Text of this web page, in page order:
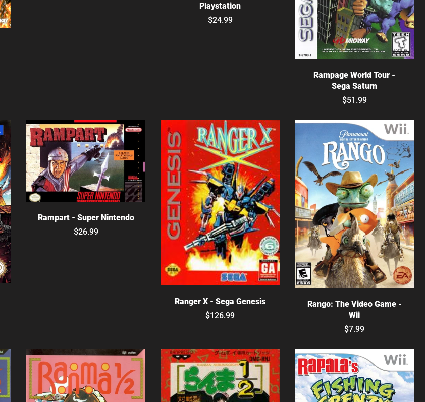
Playstation
$24.99
Rampage World Tour -
Sega Saturn
$51.99
Rampart - Super Nintendo
$26.99
Ranger X - Sega Genesis
$126.99
Rango: The Video Game -
Wii
$7.99